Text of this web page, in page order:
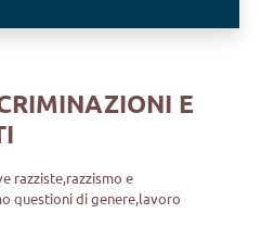
E
razziste,razzismo e
questioni di genere,lavoro